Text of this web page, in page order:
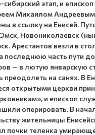
сибирский этап, и
Михаилом
в ссылку на Енисей.
Новониколаевск
Арестантов везли в
последнюю часть пути
— в лютую январскую
преодолеть на санях. В
открытыми церкви
и епископ
оперировать. В
жительницы
почки теленка